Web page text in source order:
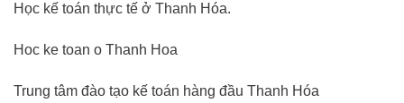
Học kế toán thực tế ở Thanh Hóa.
Hoc ke toan o Thanh Hoa
Trung tâm đào tạo kế toán hàng đầu Thanh Hóa